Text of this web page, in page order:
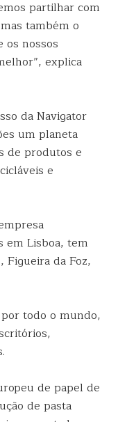
partilhar com
também o
os nossos
explica
da Navigator
um planeta
de produtos e
e
em Lisboa, tem
da Foz,
todo o mundo,
de papel de
de pasta